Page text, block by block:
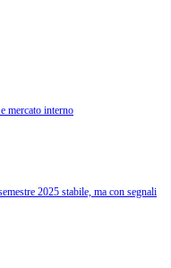
mercato interno
2025 stabile, ma con segnali